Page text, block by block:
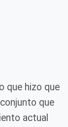
que hizo que
que
actual